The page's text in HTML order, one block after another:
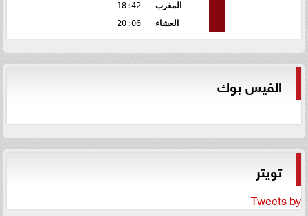
المغرب
18:42
العشاء
20:06
الفيس بوك
تويتر
Tweets by